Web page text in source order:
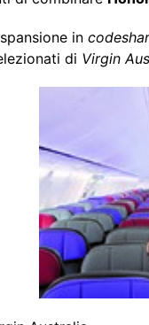
in
di Virgin